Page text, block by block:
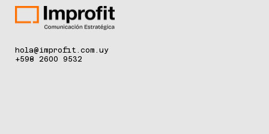
hola@improfit.com.uy
+598 2600 9532